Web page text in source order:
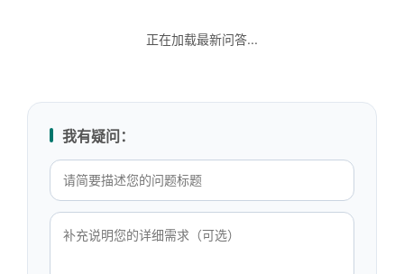
正在加载最新问答...
我有疑问：